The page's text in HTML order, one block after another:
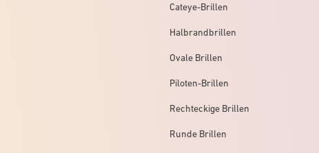
Cateye-Brillen
Halbrandbrillen
Ovale Brillen
Piloten-Brillen
Rechteckige Brillen
Runde Brillen